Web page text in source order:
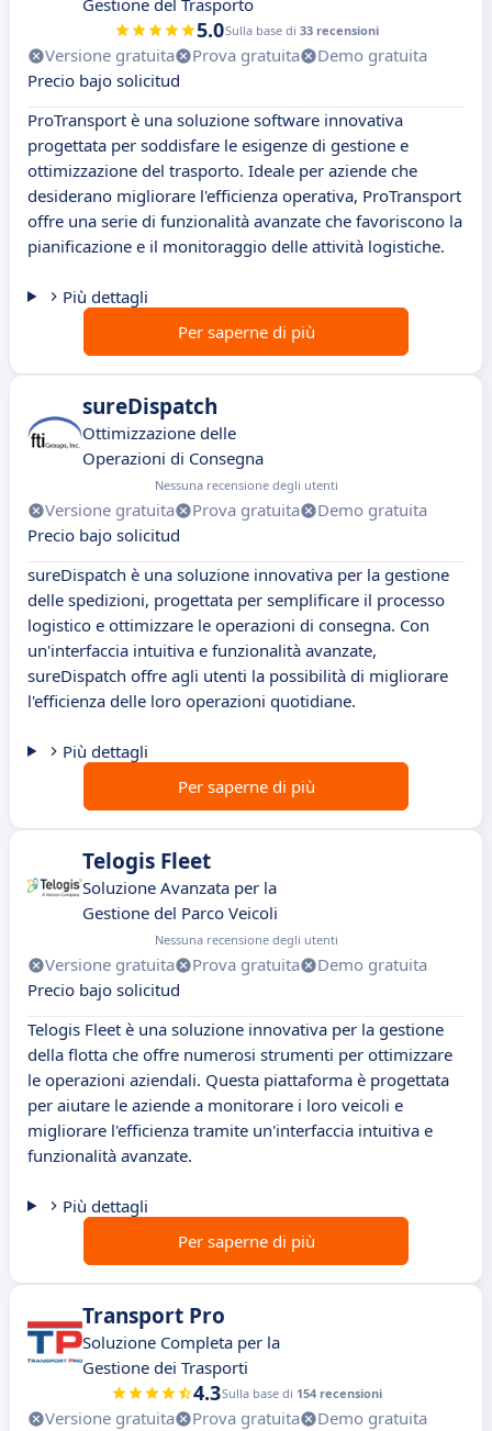
Gestione del Trasporto
5.0Sulla base di 33 recensioni
Versione gratuita Prova gratuita
Demo gratuita
Precio bajo solicitud
ProTransport è una soluzione software innovativa
progettata per soddisfare le esigenze di gestione e
ottimizzazione del trasporto. Ideale per aziende che
desiderano migliorare l'efficienza operativa, ProTransport
offre una serie di funzionalità avanzate che favoriscono la
pianificazione e il monitoraggio delle attività logistiche.
Più dettagli
Per saperne di più
sureDispatch
Ottimizzazione delle
Operazioni di Consegna
Nessuna recensione degli utenti
Versione gratuita Prova gratuita
Demo gratuita
Precio bajo solicitud
sureDispatch è una soluzione innovativa per la gestione
delle spedizioni, progettata per semplificare il processo
logistico e ottimizzare le operazioni di consegna. Con
un'interfaccia intuitiva e funzionalità avanzate,
sureDispatch offre agli utenti la possibilità di migliorare
l'efficienza delle loro operazioni quotidiane.
Più dettagli
Per saperne di più
Telogis Fleet
Soluzione Avanzata per la
Gestione del Parco Veicoli
Nessuna recensione degli utenti
Versione gratuita Prova gratuita
Demo gratuita
Precio bajo solicitud
Telogis Fleet è una soluzione innovativa per la gestione
della flotta che offre numerosi strumenti per ottimizzare
le operazioni aziendali. Questa piattaforma è progettata
per aiutare le aziende a monitorare i loro veicoli e
migliorare l'efficienza tramite un'interfaccia intuitiva e
funzionalità avanzate.
Più dettagli
Per saperne di più
Transport Pro
Soluzione Completa per la
Gestione dei Trasporti
4.3Sulla base di 154 recensioni
Versione gratuita Prova gratuita
Demo gratuita